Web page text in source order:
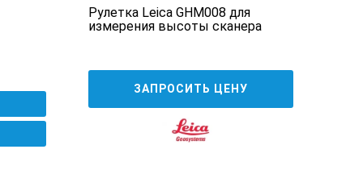
Рулетка Leica GHM008 для
измерения высоты сканера
ЗАПРОСИТЬ ЦЕНУ